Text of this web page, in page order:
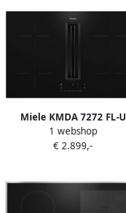
Miele KMDA 7272 FL-U
Inductie kookplaat met
afzuiging Zwart
1 webshop
€ 2.899,-